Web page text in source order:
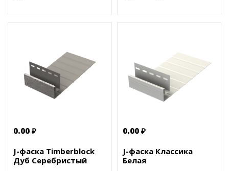
0.00 ₽
J-фаска Timberblock
Дуб Серебристый
0.00 ₽
J-фаска Классика
Белая